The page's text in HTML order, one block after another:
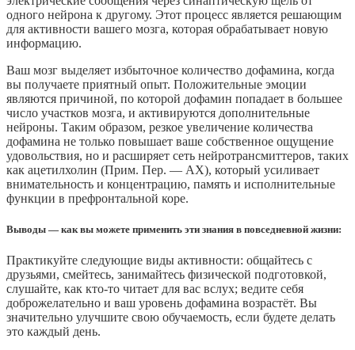
одного нейрона к другому. Этот процесс является решающим
для активности вашего мозга, которая обрабатывает новую
информацию.
Ваш мозг выделяет избыточное количество дофамина, когда
вы получаете приятный опыт. Положительные эмоции
являются причиной, по которой дофамин попадает в большее
число участков мозга, и активируются дополнительные
нейроны. Таким образом, резкое увеличение количества
дофамина не только повышает ваше собственное ощущение
удовольствия, но и расширяет сеть нейротрансмиттеров, таких
как ацетилхолин (Прим. Пер. — АХ), который усиливает
внимательность и концентрацию, память и исполнительные
функции в префронтальной коре.
Выводы — как вы можете применить эти знания в повседневной жизни:
Практикуйте следующие виды активности: общайтесь с
друзьями, смейтесь, занимайтесь физической подготовкой,
слушайте, как кто-то читает для вас вслух; ведите себя
доброжелательно и ваш уровень дофамина возрастёт. Вы
значительно улучшите свою обучаемость, если будете делать
это каждый день.